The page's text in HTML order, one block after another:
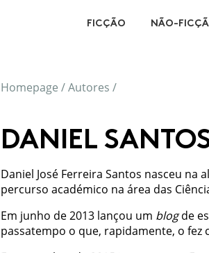
FICÇÃO NÃO-
Homepage /Autores /
DANIEL
Daniel José Ferreira Santos nasceu na
percurso académico na área das
Em junho de 2013 lançou um blogde
passatempo o que, rapidamente, o fez